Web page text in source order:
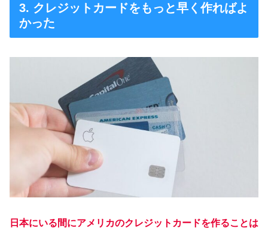
3. クレジットカードをもっと早く作ればよ
かった
日本にいる間にアメリカのクレジットカードを作ることは